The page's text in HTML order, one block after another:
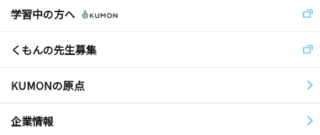
学習中の方へ
くもんの先生募集
KUMONの原点
企業情報